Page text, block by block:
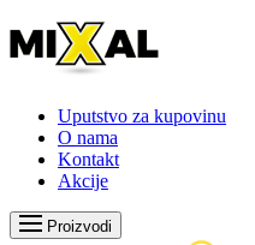
Uputstvo za kupovinu
O nama
Kontakt
Akcije
Proizvodi